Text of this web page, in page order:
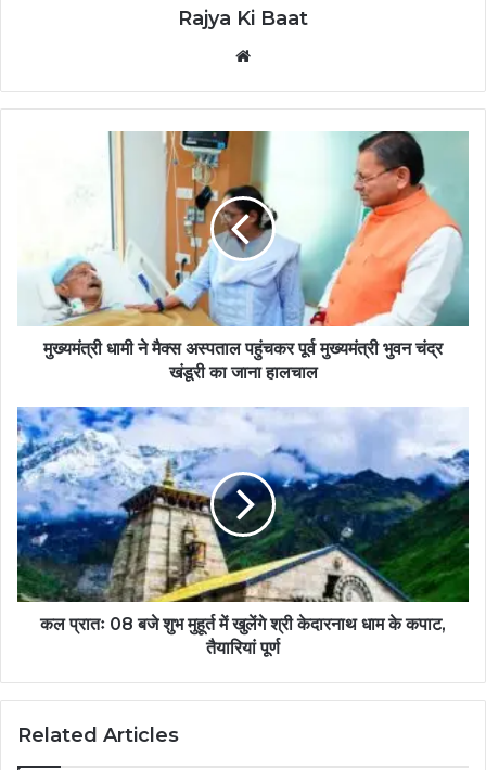
Rajya Ki Baat
मुख्यमंत्री धामी ने मैक्स अस्पताल पहुंचकर पूर्व मुख्यमंत्री भुवन चंद्र
खंडूरी का जाना हालचाल
कल प्रातः 08 बजे शुभ मुहूर्त में खुलेंगे श्री केदारनाथ धाम के कपाट,
तैयारियां पूर्ण
Related Articles